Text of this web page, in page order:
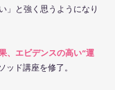
」と強く思うようになり
、エビデンスの高い“運
ッド講座を修了。